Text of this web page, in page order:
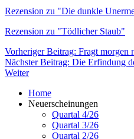
Rezension zu "Die dunkle
Rezension zu "Tödlicher Staub"
Vorheriger Beitrag: Fragt morgen
Nächster Beitrag: Die Erfindung
Weiter
Home
Neuerscheinungen
Quartal 4/26
Quartal 3/26
Quartal 2/26